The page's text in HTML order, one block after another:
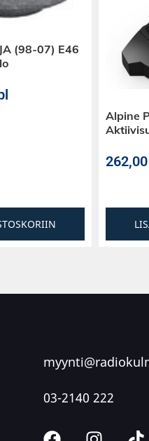
(98-07) E46
Alpine
262,00
03-2140 222